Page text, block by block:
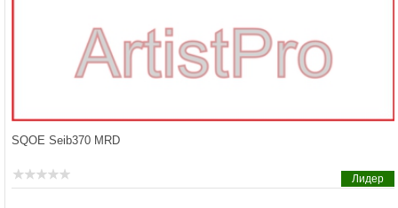
SQOE Seib370 MRD
Лидер